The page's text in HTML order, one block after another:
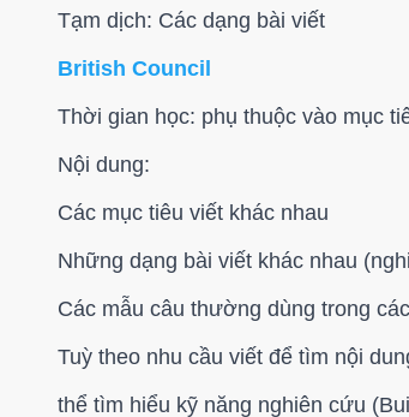
Tạm dịch: Các dạng bài viết
British Council
Thời gian học: phụ thuộc vào mục
Nội dung:
Các mục tiêu viết khác nhau
Những dạng bài viết khác nhau
Các mẫu câu thường dùng trong
Tuỳ theo nhu cầu viết để tìm nội
thể tìm hiểu kỹ năng nghiên cứu